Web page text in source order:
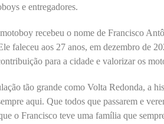
e entregadores.
recebeu o nome de Francisco
faleceu aos 27 anos, em dezembro de
para a cidade e valorizar os
tão grande como Volta Redonda, a
aqui. Que todos que passarem e
o Francisco teve uma família que